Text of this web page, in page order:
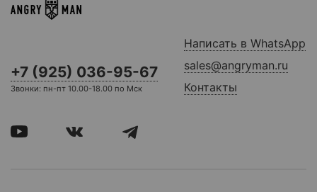
+7 (925) 036-95-67
Звонки: пн-пт 10.00-18.00 по Мск
Написать в WhatsApp
sales@angryman.ru
Контакты